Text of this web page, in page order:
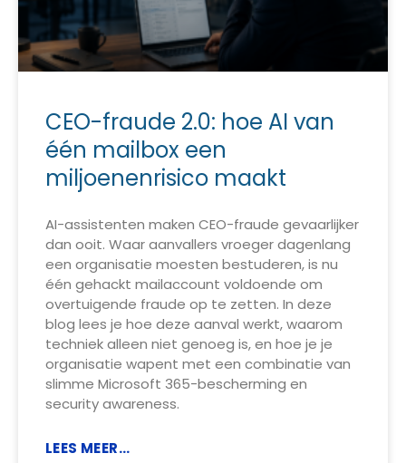
CEO-fraude 2.0: hoe AI van
één mailbox een
miljoenenrisico maakt
AI-assistenten maken CEO-fraude gevaarlijker
dan ooit. Waar aanvallers vroeger dagenlang
een organisatie moesten bestuderen, is nu
één gehackt mailaccount voldoende om
overtuigende fraude op te zetten. In deze
blog lees je hoe deze aanval werkt, waarom
techniek alleen niet genoeg is, en hoe je je
organisatie wapent met een combinatie van
slimme Microsoft 365-bescherming en
security awareness.
LEES MEER...